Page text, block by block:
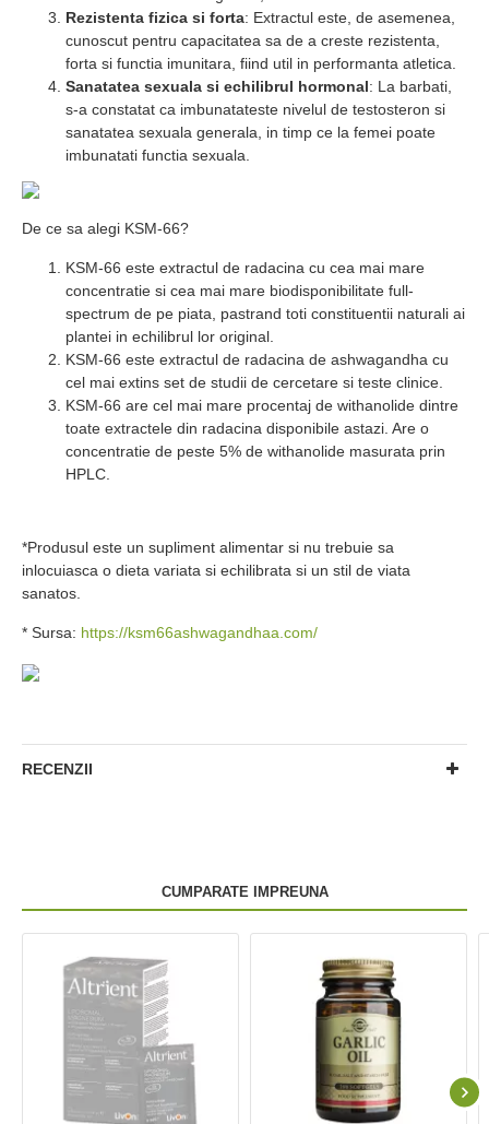
Rezistenta fizica si forta: Extractul este, de asemenea,
cunoscut pentru capacitatea sa de a creste rezistenta,
forta si functia imunitara, fiind util in performanta atletica.
Sanatatea sexuala si echilibrul hormonal: La barbati,
s-a constatat ca imbunatateste nivelul de testosteron si
sanatatea sexuala generala, in timp ce la femei poate
imbunatati functia sexuala.
De ce sa alegi KSM-66?
KSM-66 este extractul de radacina cu cea mai mare
concentratie si cea mai mare biodisponibilitate full-
spectrum de pe piata, pastrand toti constituentii naturali ai
plantei in echilibrul lor original.
KSM-66 este extractul de radacina de ashwagandha cu
cel mai extins set de studii de cercetare si teste clinice.
KSM-66 are cel mai mare procentaj de withanolide dintre
toate extractele din radacina disponibile astazi. Are o
concentratie de peste 5% de withanolide masurata prin
HPLC.
*Produsul este un supliment alimentar si nu trebuie sa
inlocuiasca o dieta variata si echilibrata si un stil de viata
sanatos.
* Sursa: https://ksm66ashwagandhaa.com/
RECENZII
CUMPARATE IMPREUNA